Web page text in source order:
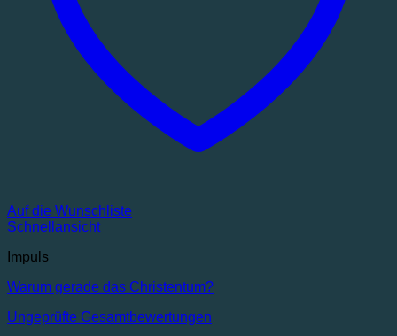
Auf die Wunschliste
Schnellansicht
Impuls
Warum gerade das Christentum?
Ungeprüfte Gesamtbewertungen